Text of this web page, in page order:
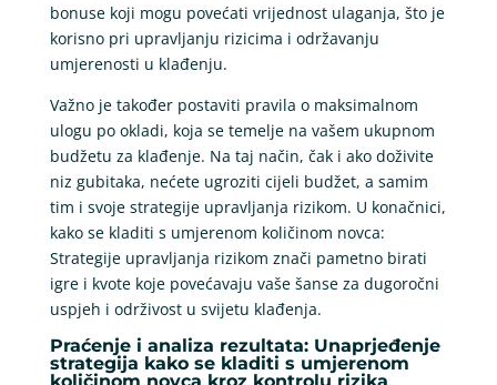
bonuse koji mogu povećati vrijednost ulaganja, što je
korisno pri upravljanju rizicima i održavanju
umjerenosti u klađenju.
Važno je također postaviti pravila o maksimalnom
ulogu po okladi, koja se temelje na vašem ukupnom
budžetu za klađenje. Na taj način, čak i ako doživite
niz gubitaka, nećete ugroziti cijeli budžet, a samim
tim i svoje strategije upravljanja rizikom. U konačnici,
kako se kladiti s umjerenom količinom novca:
Strategije upravljanja rizikom znači pametno birati
igre i kvote koje povećavaju vaše šanse za dugoročni
uspjeh i održivost u svijetu klađenja.
Praćenje i analiza rezultata: Unaprjeđenje
strategija kako se kladiti s umjerenom
količinom novca kroz kontrolu rizika